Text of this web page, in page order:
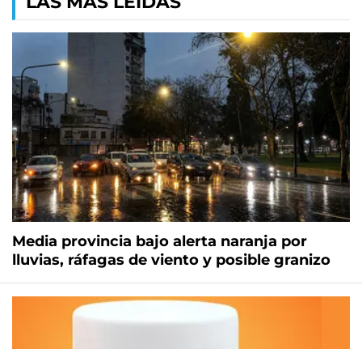
Media provincia bajo alerta naranja por
lluvias, ráfagas de viento y posible granizo